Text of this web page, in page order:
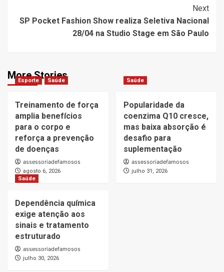
Next
SP Pocket Fashion Show realiza Seletiva Nacional
28/04 na Studio Stage em São Paulo
More Stories
Esporte Saúde
Treinamento de força
amplia benefícios
para o corpo e
reforça a prevenção
de doenças
assessoriadefamosos
agosto 6, 2026
Saúde
Popularidade da
coenzima Q10 cresce,
mas baixa absorção é
desafio para
suplementação
assessoriadefamosos
julho 31, 2026
Saúde
Dependência química
exige atenção aos
sinais e tratamento
estruturado
assessoriadefamosos
julho 30, 2026